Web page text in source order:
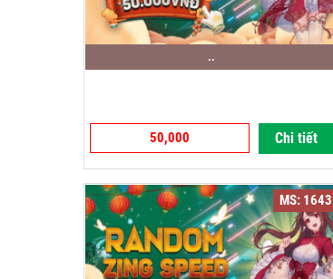
..
50,000 Chi tiết
MS: 1643